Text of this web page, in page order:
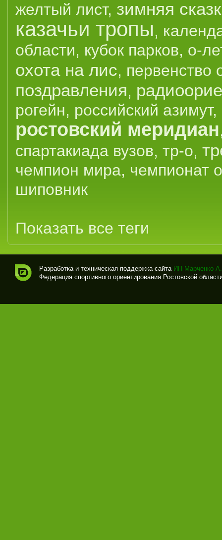
желтый лист, зимняя
казачьи тропы,
области, кубок парков, о-
охота на лис, первенство
поздравления,
рогейн, российский азимут,
ростовский меридиан
спартакиада вузов, тр-о,
чемпион мира, чемпионат
шиповник
Показать все теги
вно
Разработка и техническая поддержка сайта ИП Марченко
Федерация спортивного ориентирования Ростовской